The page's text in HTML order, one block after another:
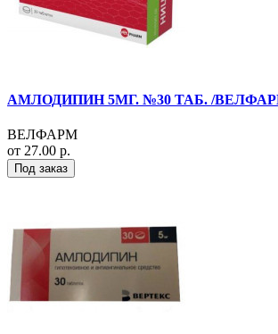
АМЛОДИПИН 5МГ. №30 ТАБ. /
ВЕЛФАРМ
от 27.00 р.
Под заказ